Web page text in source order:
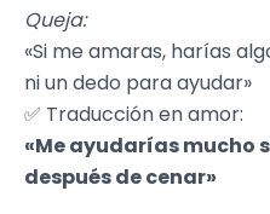
Queja:
«Si me amaras, harías
ni un dedo para ayudar»
✅ Traducción en amor:
«Me ayudarías mucho
después de cenar»